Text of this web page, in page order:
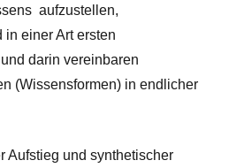
aufzustellen,
einer Art ersten
darin vereinbaren
(Wissensformen) in endlicher
Aufstieg und synthetischer